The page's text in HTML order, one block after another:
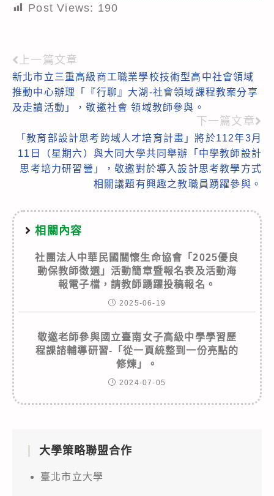
Post Views: 190
Read
more
articles
上一篇文章
新北市立三重高級商工職業學校技術型高中社會領域
推動中心辦理「『行聊』大湖-社會領域課程教案分享
及走讀活動」，敬邀社會 領域教師參與。
下一篇文章
「教育部設計思考跨域人才培育計畫」將於112年3月
11日（星期六）與大同大學共同舉辦「中學教師設計
思考培力研習營」，敬邀對於導入設計思考教學方式
相關議題有興趣之教職員踴躍參與。
相關內容
社團法人中華民國關懷生命協會「2025優良
動保教師徵選」活動簡章暨報名表及活動海
報電子檔，請教師踴躍投稿報名。
2025-06-19
敬邀老師參與國立臺南女子高級中學學習歷
程課諮輔導研習-「從一頁統整到一份亮點的
修煉」。
2024-07-05
大學策略聯盟合作
臺北市立大學